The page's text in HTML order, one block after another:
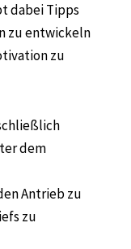
dabei Tipps
zu entwickeln
zu
dem
Antrieb zu
zu